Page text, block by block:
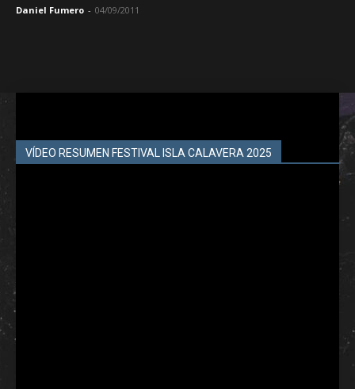
Daniel Fumero - 04/09/2011
VÍDEO RESUMEN FESTIVAL ISLA CALAVERA 2025